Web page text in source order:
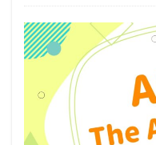
芹澤優
若井友希
若本規夫
茅原実里
羽賀研二
美々
羽仁麗
羽佐間道夫